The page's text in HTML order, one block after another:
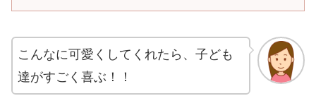
こんなに可愛くしてくれたら、子ども
達がすごく喜ぶ！！